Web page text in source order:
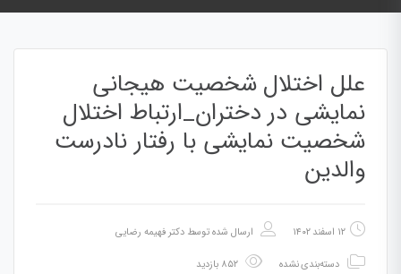
علل اختلال شخصیت هیجانی
نمایشی در دختران_ارتباط اختلال
شخصیت نمایشی با رفتار نادرست
والدین
۱۲ اسفند ۱۴۰۲ ارسال شده توسطدکتر فهیمه رضایی
دسته‌بندی نشده ۸۵۲ بازدید